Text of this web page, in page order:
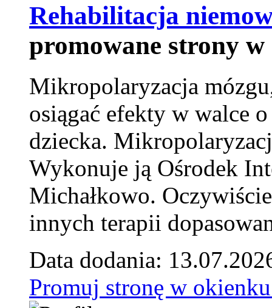
Rehabilitacja
promowane strony
Mikropolaryzacja
osiągać efekty w walce
dziecka.
Wykonuje ją Ośrodek
Michałkowo.
innych terapii
Data dodania:
Promuj stronę w